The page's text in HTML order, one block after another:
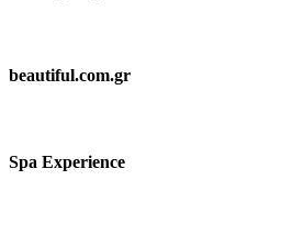
beautiful.com.gr
Spa Experience